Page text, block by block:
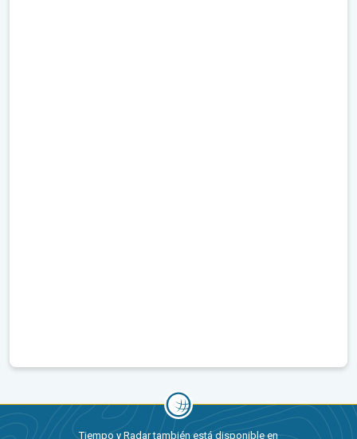
Tiempo y Radar también está disponible en